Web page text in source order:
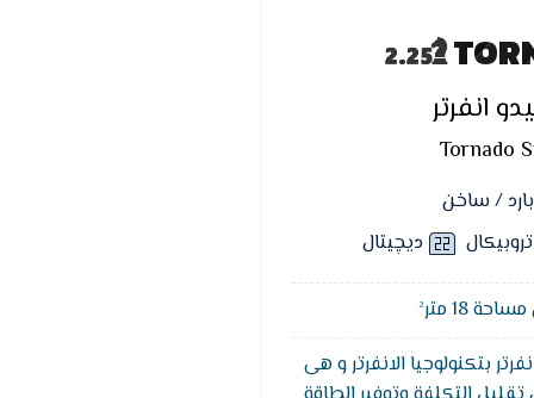
انفرتر
Tornado
بارد / ساخن
تروبيكال
ديچيتال
18 متر²
بتكنولوجيا الانفرتر و هى